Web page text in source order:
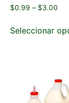
$0.99 – $3.00
Seleccionar